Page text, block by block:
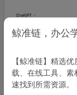
鲸准链，办公
【鲸准链】精选
载、在线工具、
速找到所需资源。